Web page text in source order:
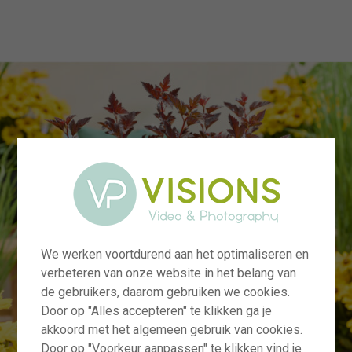
We werken voortdurend aan het optimaliseren en
verbeteren van onze website in het belang van
de gebruikers, daarom gebruiken we cookies.
Door op "Alles accepteren" te klikken ga je
akkoord met het algemeen gebruik van cookies.
Door op "Voorkeur aanpassen" te klikken vind je